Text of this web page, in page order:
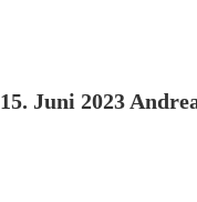
15. Juni 2023